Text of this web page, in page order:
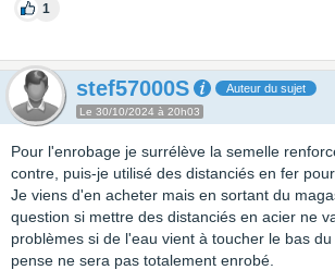
1
stef57000S Auteur du sujet
Le 30/10/2024 à 20h03
Pour l'enrobage je surrélève la semelle
contre, puis-je utilisé des distanciés en fer
Je viens d'en acheter mais en sortant du
question si mettre des distanciés en acier ne
problèmes si de l'eau vient à toucher le bas
pense ne sera pas totalement enrobé.